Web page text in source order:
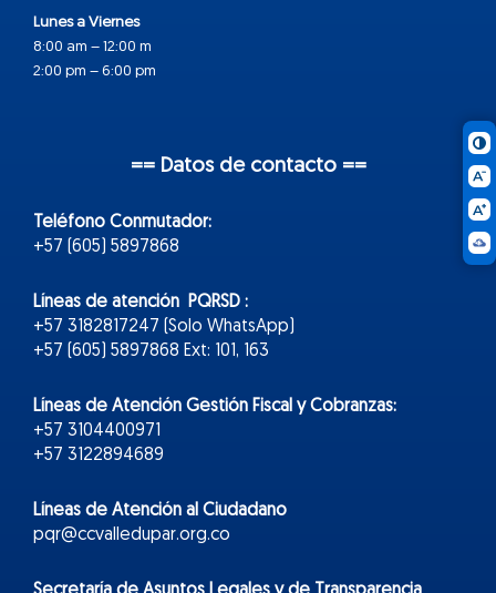
Lunes a Viernes
8:00 am – 12:00 m
2:00 pm – 6:00 pm
== Datos de contacto ==
Teléfono Conmutador:
+57 (605) 5897868
Líneas de atención PQRSD :
+57 3182817247 (Solo WhatsApp)
+57 (605) 5897868 Ext: 101, 163
Líneas de Atención Gestión Fiscal y Cobranzas:
+57 3104400971
+57 3122894689
Líneas de Atención al Ciudadano
pqr@ccvalledupar.org.co